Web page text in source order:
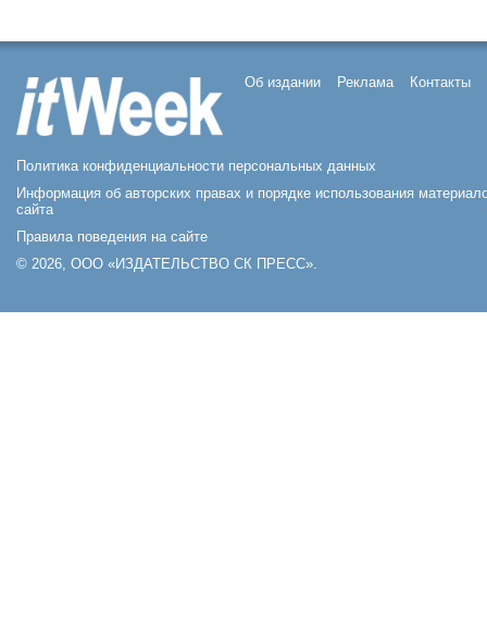
Об издании Реклама Контакты
Политика конфиденциальности персональных данных
Информация об авторских правах и порядке использования
сайта
Правила поведения на сайте
© 2026, ООО «ИЗДАТЕЛЬСТВО СК ПРЕСС».